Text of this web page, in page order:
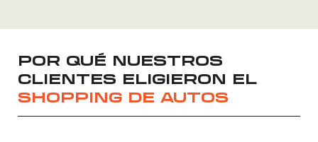
POR QUÉ NUESTROS
CLIENTES ELIGIERON EL
SHOPPING DE AUTOS